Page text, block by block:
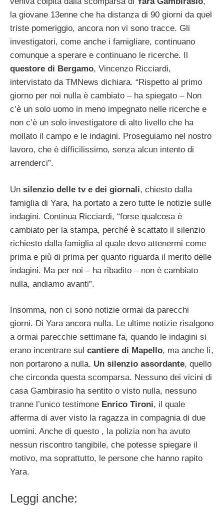
la giovane 13enne che ha distanza di 90 giorni da quel
triste pomeriggio, ancora non vi sono tracce. Gli
investigatori, come anche i famigliare, continuano
comunque a sperare e continuano le ricerche. Il
questore di Bergamo, Vincenzo Ricciardi,
intervistato da TMNews dichiara. “Rispetto al primo
giorno per noi nulla è cambiato – ha spiegato – Non
c’è un solo uomo in meno impegnato nelle ricerche e
non c’è un solo investigatore di alto livello che ha
mollato il campo e le indagini. Proseguiamo nel nostro
lavoro, che è difficilissimo, senza alcun intento di
arrenderci”.
Un silenzio delle tv e dei giornali, chiesto dalla
famiglia di Yara, ha portato a zero tutte le notizie sulle
indagini. Continua Ricciardi, “forse qualcosa è
cambiato per la stampa, perché è scattato il silenzio
richiesto dalla famiglia al quale devo attenermi come
prima e più di prima per quanto riguarda il merito delle
indagini. Ma per noi – ha ribadito – non è cambiato
nulla, andiamo avanti”.
Insomma, non ci sono notizie ormai da parecchi
giorni. Di Yara ancora nulla. Le ultime notizie risalgono
a ormai parecchie settimane fa, quando le indagini si
erano incentrare sul cantiere di Mapello, ma anche lì,
non portarono a nulla. Un silenzio assordante, quello
che circonda questa scomparsa. Nessuno dei vicini di
casa Gambirasio ha sentito o visto nulla, nessuno
tranne l’unico testimone Enrico Tironi, il quale
afferma di aver visto la ragazza in compagnia di due
uomini. Anche di questo , la polizia non ha avuto
nessun riscontro tangibile, che potesse spiegare il
motivo, ma soprattutto, le persone che hanno rapito
Yara.
Leggi anche: